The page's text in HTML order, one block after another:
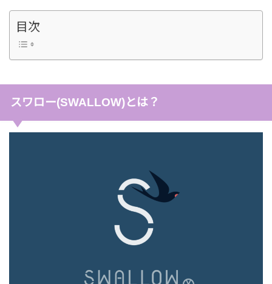
目次
スワロー(SWALLOW)とは？